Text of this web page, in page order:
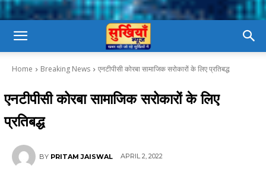
Home Breaking News एनटीपीसी कोरबा सामाजिक सरोकारों के लिए प्रतिबद्ध
एनटीपीसी कोरबा सामाजिक सरोकारों के लिए
प्रतिबद्ध
BY PRITAM JAISWAL APRIL 2, 2022